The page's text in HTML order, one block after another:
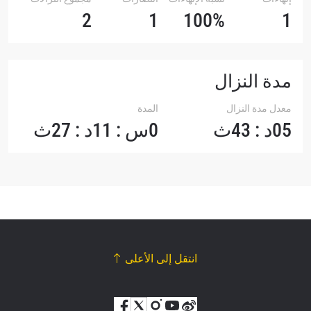
1
100%
1
2
مدة النزال
معدل مدة النزال
05د : 43ث
المدة
0س : 11د : 27ث
انتقل إلى الأعلى